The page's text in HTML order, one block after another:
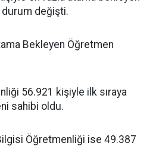
durum değişti.
Bekleyen Öğretmen
56.921 kişiyle ilk sıraya
sahibi oldu.
Öğretmenliği ise 49.387